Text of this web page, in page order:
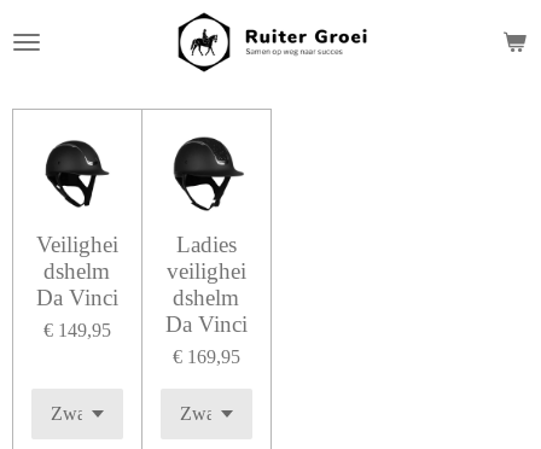
direct
de
hoofdinhoud
Veilighei
dshelm
Da Vinci
€ 149,95
Ladies
veilighei
dshelm
Da Vinci
€ 169,95